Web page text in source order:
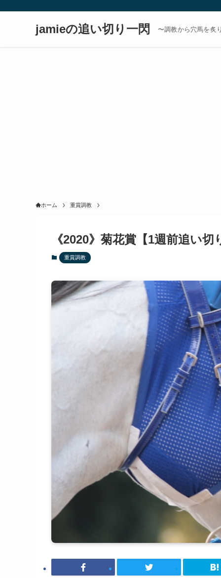
jamieの追い切り一閃 〜調教から穴馬を炙
ホーム 重賞調教
《2020》菊花賞【1週前追い切
重賞調教